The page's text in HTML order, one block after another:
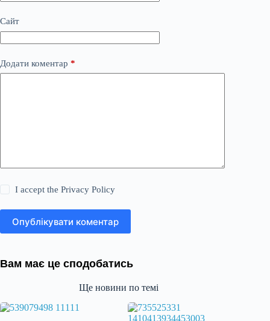
Сайт
Додати коментар *
I accept thePrivacy Policy
Опублікувати коментар
Вам має це сподобатись
Ще новини по темі